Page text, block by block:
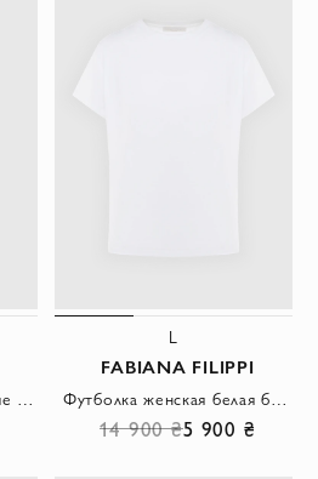
Брюки-джоггеры женские хлопковые белые
L
FABIANA FILIPPI
Футболка женская белая базовая
14 900 ₴5 900 ₴